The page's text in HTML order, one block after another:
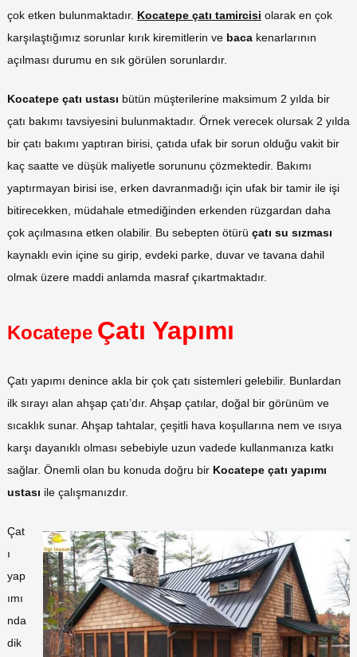
çok etken bulunmaktadır. Kocatepe çatı tamircisi olarak en çok
karşılaştığımız sorunlar kırık kiremitlerin ve baca kenarlarının
açılması durumu en sık görülen sorunlardır.
Kocatepe çatı ustası bütün müşterilerine maksimum 2 yılda bir
çatı bakımı tavsiyesini bulunmaktadır. Örnek verecek olursak 2 yılda
bir çatı bakımı yaptıran birisi, çatıda ufak bir sorun olduğu vakit bir
kaç saatte ve düşük maliyetle sorununu çözmektedir. Bakımı
yaptırmayan birisi ise, erken davranmadığı için ufak bir tamir ile işi
bitirecekken, müdahale etmediğinden erkenden rüzgardan daha
çok açılmasına etken olabilir. Bu sebepten ötürü çatı su sızması
kaynaklı evin içine su girip, evdeki parke, duvar ve tavana dahil
olmak üzere maddi anlamda masraf çıkartmaktadır.
Kocatepe Çatı Yapımı
Çatı yapımı denince akla bir çok çatı sistemleri gelebilir. Bunlardan
ilk sırayı alan ahşap çatı’dır. Ahşap çatılar, doğal bir görünüm ve
sıcaklık sunar. Ahşap tahtalar, çeşitli hava koşullarına nem ve ısıya
karşı dayanıklı olması sebebiyle uzun vadede kullanmanıza katkı
sağlar. Önemli olan bu konuda doğru bir Kocatepe çatı yapımı
ustası ile çalışmanızdır.
Çat
ı
yap
ımı
nda
dik